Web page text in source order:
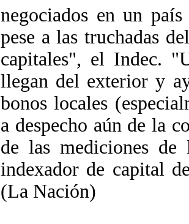
negociados en un
pese a las truchadas
capitales", el Indec.
llegan del exterior y
bonos locales
a despecho aún de la
de las mediciones
indexador de capital
(La Nación)